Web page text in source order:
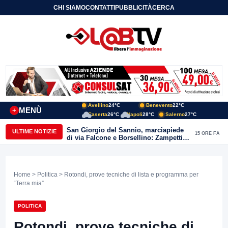
CHI SIAMOCONTATTIPUBBLICITÀCERCA
MENÙ
+
Avellino24°C Benevento22°C
Caserta26°C Napoli28°C Salerno27°C
ULTIME NOTIZIE
San Giorgio del Sannio, marciapiede
di via Falcone e Borsellino: Zampetti e
Lombardi replicano alle polemiche
15 ORE FA
Home > Politica > Rotondi, prove tecniche di lista e programma per
“Terra mia”
POLITICA